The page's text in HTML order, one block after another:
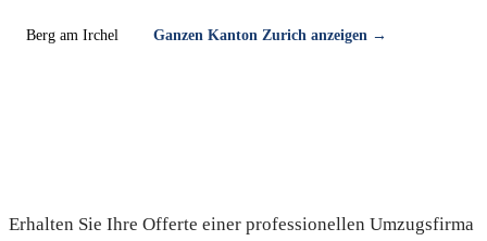
Berg am Irchel Ganzen Kanton Zurich anzeigen →
Erhalten Sie Ihre Offerte einer professionellen Umzugsfirma